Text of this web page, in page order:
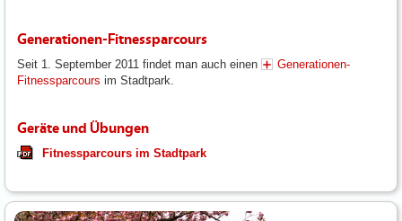
Generationen-Fitnessparcours
Seit 1. September 2011 findet man auch einen
Generationen-
Fitnessparcours im Stadtpark.
Geräte und Übungen
Fitnessparcours im Stadtpark